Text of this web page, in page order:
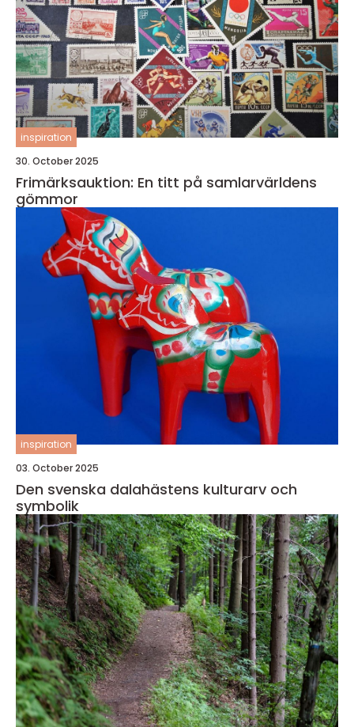
inspiration
30. October 2025
Frimärksauktion: En titt på samlarvärldens
gömmor
inspiration
03. October 2025
Den svenska dalahästens kulturarv och
symbolik